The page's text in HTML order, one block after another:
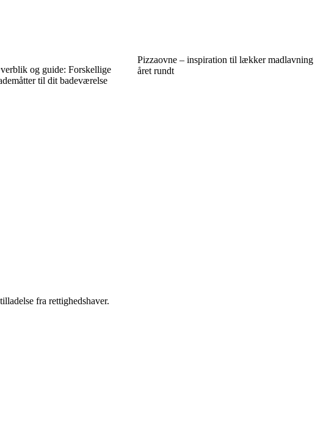
og guide: Forskellige
til dit badeværelse
Pizzaovne – inspiration til lækker madlavning
året rundt
fra rettighedshaver.